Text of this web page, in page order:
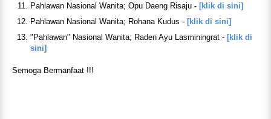
Pahlawan Nasional Wanita; Opu Daeng Risaju - [klik di sini]
Pahlawan Nasional Wanita; Rohana Kudus - [klik di sini]
"Pahlawan" Nasional Wanita; Raden Ayu Lasminingrat - [klik di
sini]
Semoga Bermanfaat !!!